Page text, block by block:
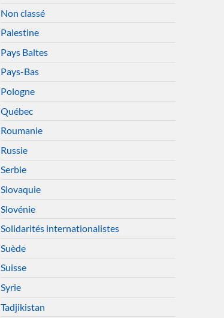
Non classé
Palestine
Pays Baltes
Pays-Bas
Pologne
Québec
Roumanie
Russie
Serbie
Slovaquie
Slovénie
Solidarités internationalistes
Suède
Suisse
Syrie
Tadjikistan